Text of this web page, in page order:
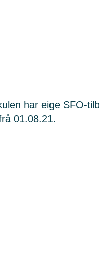
har eige SFO-
01.08.21.